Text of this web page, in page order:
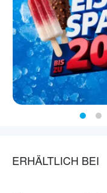
ERHÄLTLICH BEI